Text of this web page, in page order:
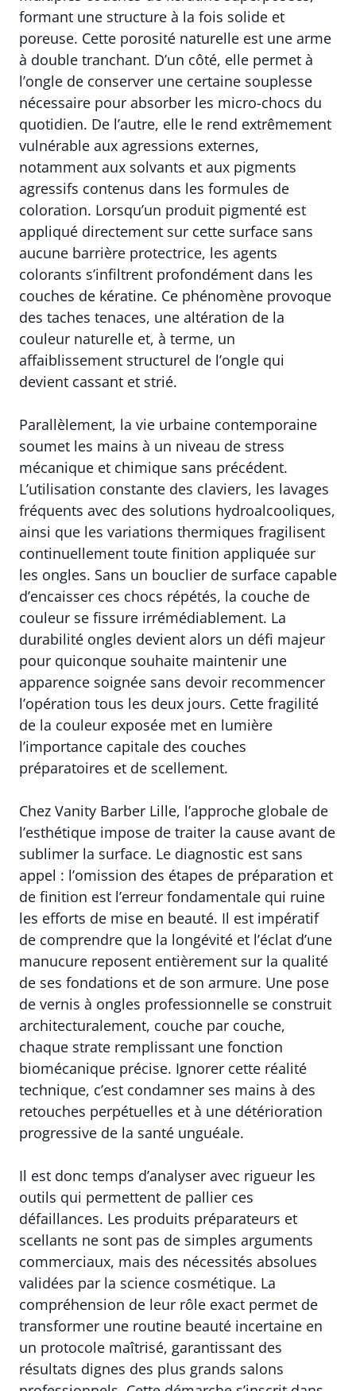
formant une structure à la fois solide et
poreuse. Cette porosité naturelle est une arme
à double tranchant. D’un côté, elle permet à
l’ongle de conserver une certaine souplesse
nécessaire pour absorber les micro-chocs du
quotidien. De l’autre, elle le rend extrêmement
vulnérable aux agressions externes,
notamment aux solvants et aux pigments
agressifs contenus dans les formules de
coloration. Lorsqu’un produit pigmenté est
appliqué directement sur cette surface sans
aucune barrière protectrice, les agents
colorants s’infiltrent profondément dans les
couches de kératine. Ce phénomène provoque
des taches tenaces, une altération de la
couleur naturelle et, à terme, un
affaiblissement structurel de l’ongle qui
devient cassant et strié.
Parallèlement, la vie urbaine contemporaine
soumet les mains à un niveau de stress
mécanique et chimique sans précédent.
L’utilisation constante des claviers, les lavages
fréquents avec des solutions hydroalcooliques,
ainsi que les variations thermiques fragilisent
continuellement toute finition appliquée sur
les ongles. Sans un bouclier de surface capable
d’encaisser ces chocs répétés, la couche de
couleur se fissure irrémédiablement. La
durabilité ongles devient alors un défi majeur
pour quiconque souhaite maintenir une
apparence soignée sans devoir recommencer
l’opération tous les deux jours. Cette fragilité
de la couleur exposée met en lumière
l’importance capitale des couches
préparatoires et de scellement.
Chez Vanity Barber Lille, l’approche globale de
l’esthétique impose de traiter la cause avant de
sublimer la surface. Le diagnostic est sans
appel : l’omission des étapes de préparation et
de finition est l’erreur fondamentale qui ruine
les efforts de mise en beauté. Il est impératif
de comprendre que la longévité et l’éclat d’une
manucure reposent entièrement sur la qualité
de ses fondations et de son armure. Une pose
de vernis à ongles professionnelle se construit
architecturalement, couche par couche,
chaque strate remplissant une fonction
biomécanique précise. Ignorer cette réalité
technique, c’est condamner ses mains à des
retouches perpétuelles et à une détérioration
progressive de la santé unguéale.
Il est donc temps d’analyser avec rigueur les
outils qui permettent de pallier ces
défaillances. Les produits préparateurs et
scellants ne sont pas de simples arguments
commerciaux, mais des nécessités absolues
validées par la science cosmétique. La
compréhension de leur rôle exact permet de
transformer une routine beauté incertaine en
un protocole maîtrisé, garantissant des
résultats dignes des plus grands salons